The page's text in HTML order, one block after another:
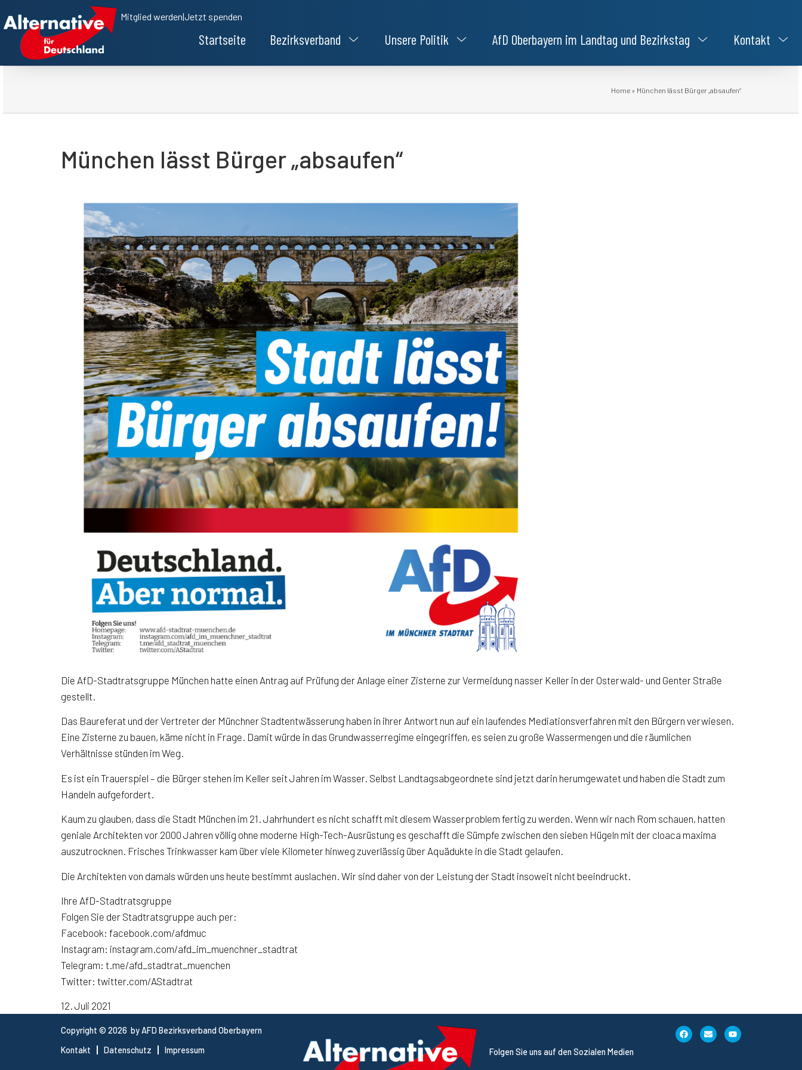
Mitglied werden|Jetzt spenden
Startseite Bezirksverband Unsere Politik AfD Oberbayern im Landtag und Bezirkstag Kontakt
Home » München lässt Bürger „absaufen“
München lässt Bürger „absaufen“
Die AfD-Stadtratsgruppe München hatte einen Antrag auf Prüfung der Anlage einer Zisterne zur Vermeidung nasser Keller in der Osterwald- und Genter Straße
gestellt.
Das Baureferat und der Vertreter der Münchner Stadtentwässerung haben in ihrer Antwort nun auf ein laufendes Mediationsverfahren mit den Bürgern verwiesen.
Eine Zisterne zu bauen, käme nicht in Frage. Damit würde in das Grundwasserregime eingegriffen, es seien zu große Wassermengen und die räumlichen
Verhältnisse stünden im Weg.
Es ist ein Trauerspiel – die Bürger stehen im Keller seit Jahren im Wasser. Selbst Landtagsabgeordnete sind jetzt darin herumgewatet und haben die Stadt zum
Handeln aufgefordert.
Kaum zu glauben, dass die Stadt München im 21. Jahrhundert es nicht schafft mit diesem Wasserproblem fertig zu werden. Wenn wir nach Rom schauen, hatten
geniale Architekten vor 2000 Jahren völlig ohne moderne High-Tech-Ausrüstung es geschafft die Sümpfe zwischen den sieben Hügeln mit der cloaca maxima
auszutrocknen. Frisches Trinkwasser kam über viele Kilometer hinweg zuverlässig über Aquädukte in die Stadt gelaufen.
Die Architekten von damals würden uns heute bestimmt auslachen. Wir sind daher von der Leistung der Stadt insoweit nicht beeindruckt.
Ihre AfD-Stadtratsgruppe
Folgen Sie der Stadtratsgruppe auch per:
Facebook: facebook.com/afdmuc
Instagram: instagram.com/afd_im_muenchner_stadtrat
Telegram: t.me/afd_stadtrat_muenchen
Twitter: twitter.com/AStadtrat
12. Juli 2021
Copyright © 2026 by AFD Bezirksverband Oberbayern
Kontakt
Datenschutz Impressum Folgen Sie uns auf den Sozialen Medien